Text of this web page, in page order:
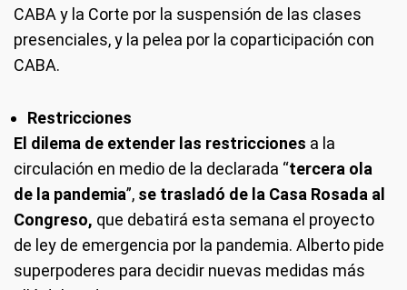
CABA y la Corte por la suspensión de las clases
presenciales, y la pelea por la coparticipación con
CABA.
Restricciones
El dilema de extender las restricciones a la
circulación en medio de la declarada “tercera ola
de la pandemia”, se trasladó de la Casa Rosada al
Congreso, que debatirá esta semana el proyecto
de ley de emergencia por la pandemia. Alberto pide
superpoderes para decidir nuevas medidas más